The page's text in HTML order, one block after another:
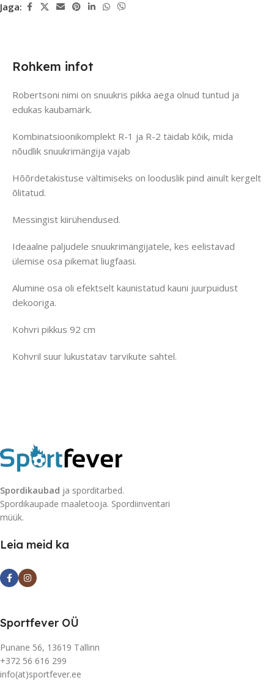
Jaga:
Rohkem infot
Robertsoni nimi on snuukris pikka aega olnud tuntud ja
edukas kaubamärk.
Kombinatsioonikomplekt R-1 ja R-2 täidab kõik, mida
nõudlik snuukrimängija vajab
Hõõrdetakistuse vältimiseks on looduslik pind ainult kergelt
õlitatud.
Messingist kiirühendused.
Ideaalne paljudele snuukrimängijatele, kes eelistavad
ülemise osa pikemat liugfaasi.
Alumine osa oli efektselt kaunistatud kauni juurpuidust
dekooriga.
Kohvri pikkus 92 cm
Kohvril suur lukustatav tarvikute sahtel.
Spordikaubad ja sporditarbed.
Spordikaupade maaletooja. Spordiinventari
müük.
Leia meid ka
Sportfever OÜ
Punane 56, 13619 Tallinn
+372 56 616 299
info(at)sportfever.ee